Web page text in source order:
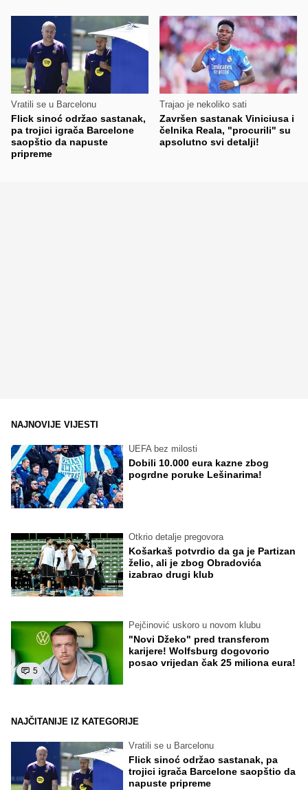
Vratili se u Barcelonu
Flick sinoć održao sastanak,
pa trojici igrača Barcelone
saopštio da napuste
pripreme
Trajao je nekoliko sati
Završen sastanak Viniciusa i
čelnika Reala, "procurili" su
apsolutno svi detalji!
NAJNOVIJE VIJESTI
UEFA bez milosti
Dobili 10.000 eura kazne zbog
pogrdne poruke Lešinarima!
Otkrio detalje pregovora
Košarkaš potvrdio da ga je Partizan
želio, ali je zbog Obradovića
izabrao drugi klub
5
Pejčinović uskoro u novom klubu
"Novi Džeko" pred transferom
karijere! Wolfsburg dogovorio
posao vrijedan čak 25 miliona eura!
NAJČITANIJE IZ KATEGORIJE
Vratili se u Barcelonu
Flick sinoć održao sastanak, pa
trojici igrača Barcelone saopštio da
napuste pripreme